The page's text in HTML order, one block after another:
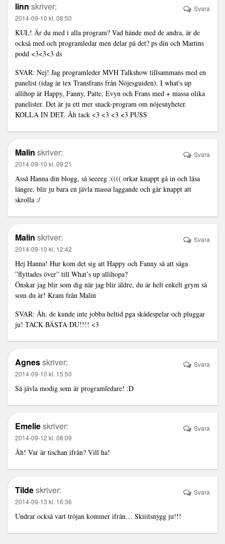
linn skriver:
2014-09-10 kl. 08:50
KUL! Är du med i alla program? Vad hände med de andra, är de
också med och programledar men delar på det? ps din och Martins
podd <3<3<3 ds
SVAR: Nej! Jag programleder MVH Talkshow tillsammans med en
panelist (idag är tex Transfrans från Nöjesguiden). I what's up
allihop är Happy, Fanny, Patte, Evyn och Frans med + massa olika
panelister. Det är ju ett mer snack-program om nöjesnyheter.
KOLLA IN DET. Åh tack <3 <3 <3 <3 PUSS
Svara
Malin skriver:
2014-09-10 kl. 09:21
Asså Hanna din blogg, så seeeeg :(((( orkar knappt gå in och läsa
längre, blir ju bara en jävla massa laggande och går knappt att
skrolla :/
Svara
Malin skriver:
2014-09-10 kl. 12:42
Hej Hanna! Hur kom det sig att Happy och Fanny så att säga
”flyttades över” till What’s up allihopa?
Önskar jag blir som dig när jag blir äldre, du är helt enkelt grym så
som du är! Kram från Malin
SVAR: Åh, de kunde inte jobba heltid pga skådespelar och pluggar
ju! TACK BÄSTA DU!!!! <3
Svara
Agnesskriver:
2014-09-10 kl. 15:50
Så jävla modig som är programledare! :D
Svara
Emelieskriver:
2014-09-12 kl. 08:09
Åh! Var är tischan ifrån? Vill ha!
Svara
Tildeskriver:
2014-09-13 kl. 16:36
Undrar också vart tröjan kommer ifrån… Skiiitsnygg ju!!!
Svara